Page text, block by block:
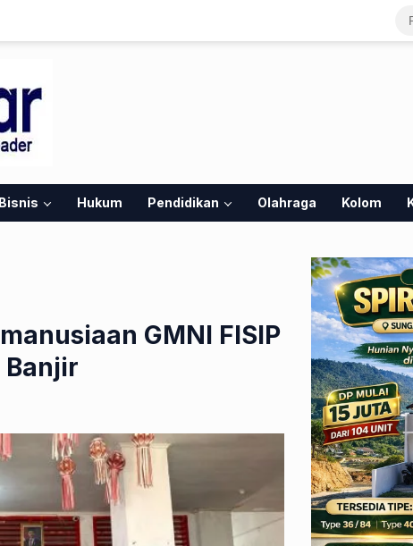
Hukum Pendidikan Olahraga Kolom
GMNI FISIP
Banjir